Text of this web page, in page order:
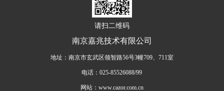
请扫二维码
南京嘉兆技术有限公司
地址：南京市玄武区领智路56号3幢709、711室
电话：025-85526088/99
网站：www.cazor.com.cn